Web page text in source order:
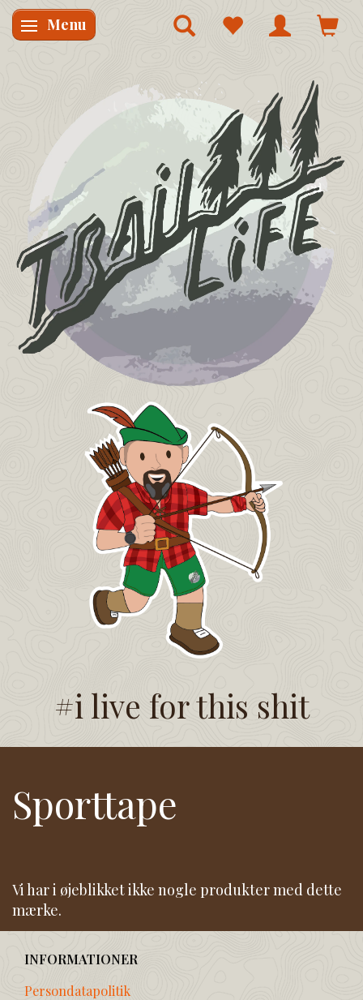
Skifte navigation
Menu
#i live for this shit
Sporttape
Vi har i øjeblikket ikke nogle produkter med dette
mærke.
INFORMATIONER
Persondatapolitik